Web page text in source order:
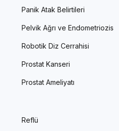
Panik Atak Belirtileri
Pelvik Ağrı ve Endometriozis
Robotik Diz Cerrahisi
Prostat Kanseri
Prostat Ameliyatı
Reflü